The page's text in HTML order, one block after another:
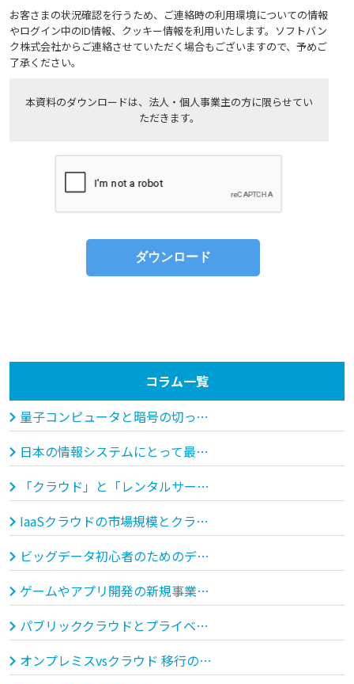
お客さまの状況確認を行うため、ご連絡時の利用環境についての情報
やログイン中のID情報、クッキー情報を利用いたします。ソフトバン
ク株式会社からご連絡させていただく場合もございますので、予めご
了承ください。
本資料のダウンロードは、法人・個人事業主の方に限らせてい
ただきます。
コラム一覧
量子コンピュータと暗号の切っても切れない密接な関係
日本の情報システムにとって最適なクラウド化とそのためのクラウド基盤の要件
「クラウド」と「レンタルサーバー」の違いとは？
IaaSクラウドの市場規模とクラウド活用の未来
ビッグデータ初心者のためのデータ分析
ゲームやアプリ開発の新規事業入門
パブリッククラウドとプライベートクラウド、どう使い分ける？
オンプレミスvsクラウド 移行のメリットや課題